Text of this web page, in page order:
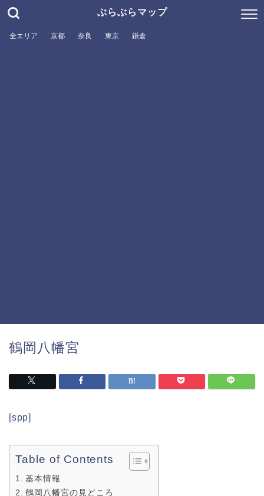
ぶらぶらマップ
全エリア 京都 奈良 東京 鎌倉
鶴岡八幡宮
[spp]
Table of Contents
基本情報
鶴岡八幡宮の見どころ